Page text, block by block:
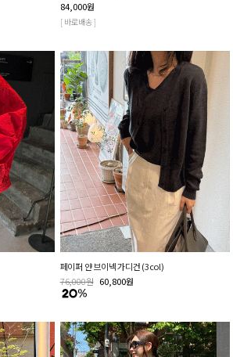
84,000원
[ 바로배송 ]
페이퍼 얀 브이넥 가디건 (3col)
76,000원 60,800원